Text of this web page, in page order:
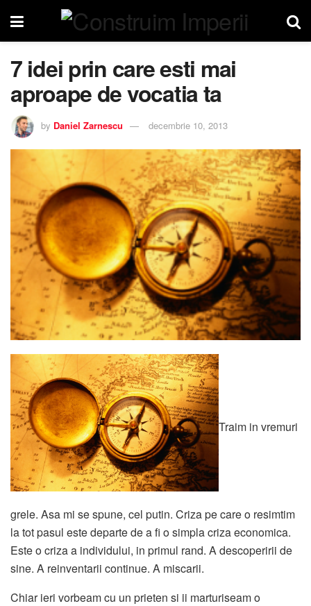
7 idei prin care esti mai
aproape de vocatia ta
by Daniel Zarnescu decembrie 10, 2013
Traim in vremuri
grele. Asa mi se spune, cel putin. Criza pe care o resimtim
la tot pasul este departe de a fi o simpla criza economica.
Este o criza a individului, in primul rand. A descoperirii de
sine. A reinventarii continue. A miscarii.
Chiar ieri vorbeam cu un prieten si ii marturiseam o